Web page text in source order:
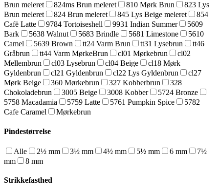
Brun meleret
824ms Brun meleret 810 Mørk Brun
823 Lys
Brun meleret
824 Brun meleret 845 Lys Beige meleret
854
Cafë Latte
9784 Tortoiseshell 9931 Indian Summer
5609
Bark
5638 Walnut 5683 Brindle 5681 Limestone
5610
Camel
5639 Brown tt24 Varm Brun tt31 Lysebrun
tt46
Gråbrun
tt44 Varm MørkeBrun cl01 Mørkebrun
cl02
Mellembrun
cl03 Lysebrun cl04 Beige
cl18 Mørk
Gyldenbrun
cl21 Gyldenbrun cl22 Lys Gyldenbrun
cl27
Mørk Beige
360 Mørkebrun 327 Kobberbrun
328
Chokoladebrun
3005 Beige 3008 Kobber
5724 Bronze
5758 Macadamia
5759 Latte 5761 Pumpkin Spice
5782
Cafe Caramel
Mørkebrun
Pindestørrelse
Alle 2½ mm 3½ mm 4½ mm 5½ mm 6 mm
7½
mm
8 mm
Strikkefasthed